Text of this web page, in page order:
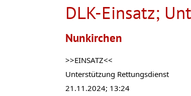
DLK-Einsatz;
Nunkirchen
>>EINSATZ<<
Unterstützung Rettungsdienst
21.11.2024; 13:24